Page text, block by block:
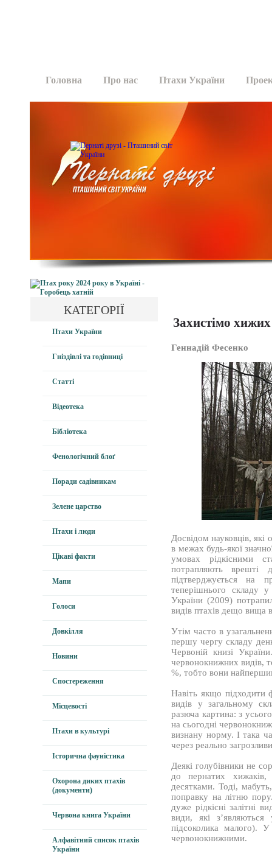
Головна Про нас Птахи України
КАТЕГОРІЇ
Птахи України
Гніздівлі та годівниці
Статті
Відеотека
Бібліотека
Фенологічний блоґ
Поради садівникам
Зелене царство
Птахи і люди
Цікаві факти
Мапи
Голоси
Довкілля
Новини
Спостереження
Місцевості
Птахи в культурі
Історична фауністика
Охорона диких птахів
(документи)
Червона книга України
Алфавітний список птахів
України
Захистімо хижих
Геннадій Фесенко
Досвідом науковців,
в межах будь-якої
умовах рідкісними
потрапляють
підтверджується на
теперішнього складу
України (2009)
видів птахів дещо вища
Утім часто в
першу чергу складу
Червоній книзі
червонокнижних видів,
%, тобто вони
Навіть якщо підходити
видів у загальному
разюча картина: з
на сьогодні
визнану норму. І така
через реально
Деякі голубівники не
до пернатих
десятками. Тоді,
поправку на літню
дуже рідкісні залітні
види, які
підсоколика малого).
червонокнижними.